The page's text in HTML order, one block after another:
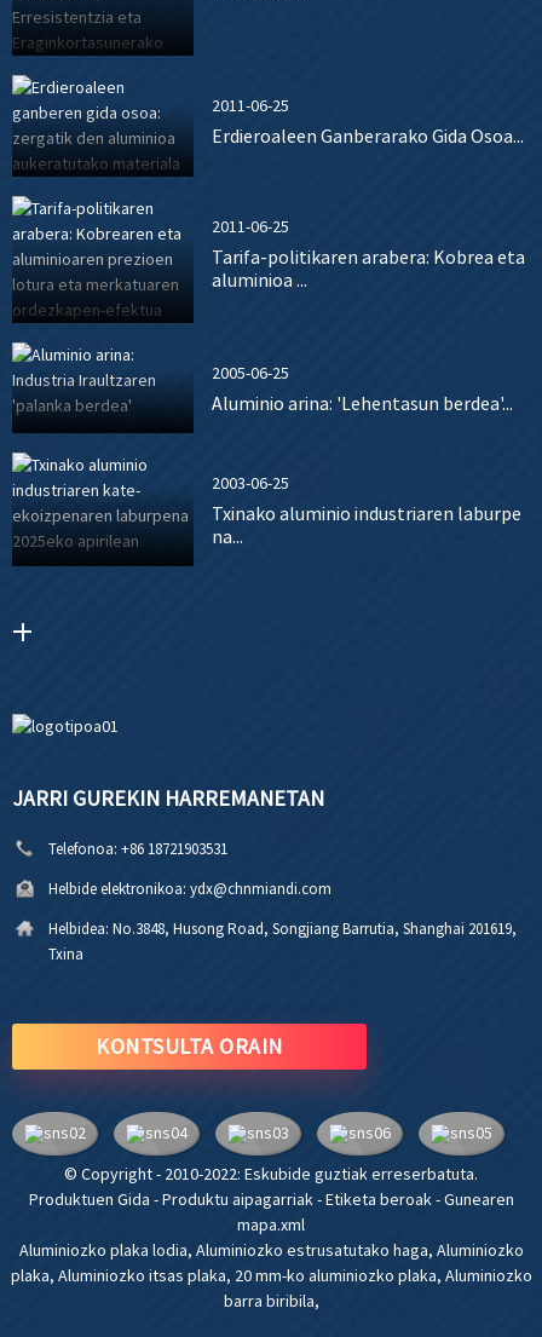
2011-06-25
Erdieroaleen Ganberarako Gida Osoa...
2011-06-25
Tarifa-politikaren arabera: Kobrea eta
aluminioa ...
2005-06-25
Aluminio arina: 'Lehentasun berdea'...
2003-06-25
Txinako aluminio industriaren laburpe
na...
JARRI GUREKIN HARREMANETAN
Telefonoa: +86 18721903531
Helbide elektronikoa: ydx@chnmiandi.com
Helbidea: No.3848, Husong Road, Songjiang Barrutia, Shanghai 201619,
Txina
KONTSULTA ORAIN
© Copyright - 2010-2022: Eskubide guztiak erreserbatuta.
Produktuen Gida -Produktu aipagarriak-Etiketa beroak-Gunearen
mapa.xml
Aluminiozko plaka lodia, Aluminiozko estrusatutako haga, Aluminiozko
plaka, Aluminiozko itsas plaka, 20 mm-ko aluminiozko plaka, Aluminiozko
barra biribila,